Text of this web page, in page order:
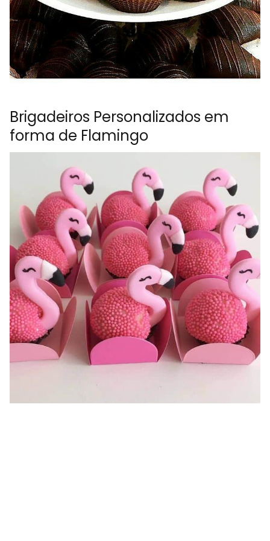
Brigadeiros Personalizados em
forma de Flamingo